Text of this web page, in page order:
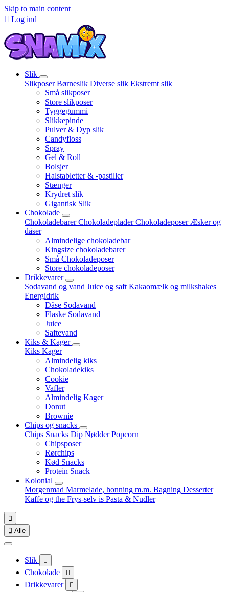
Skip to main content
 Log ind
Slik
SlikposerBørneslik Diverse slik Ekstremt slik
Små slikposer
Store slikposer
Tyggegummi
Slikkepinde
Pulver & Dyp slik
Candyfloss
Spray
Gel & Roll
Bolsjer
Halstabletter & -pastiller
Stænger
Krydret slik
Gigantisk Slik
Chokolade
ChokoladebarerChokoladepladerChokoladeposer Æsker og
dåser
Almindelige chokoladebar
Kingsize chokoladebarer
Små Chokoladeposer
Store chokoladeposer
Drikkevarer
Sodavand og vand Juice og saft Kakaomælk og milkshakes
Energidrik
Dåse Sodavand
Flaske Sodavand
Juice
Saftevand
Kiks & Kager
Kiks Kager
Almindelig kiks
Chokoladekiks
Cookie
Vafler
Almindelig Kager
Donut
Brownie
Chips og snacks
Chips Snacks Dip NødderPopcorn
Chipsposer
Rørchips
Kød Snacks
Protein Snack
Kolonial
Morgenmad Marmelade, honning m.m. Bagning Desserter
Kaffe og the Frys-selv is Pasta & Nudler

 Alle
Slik 
Chokolade 
Drikkevarer 